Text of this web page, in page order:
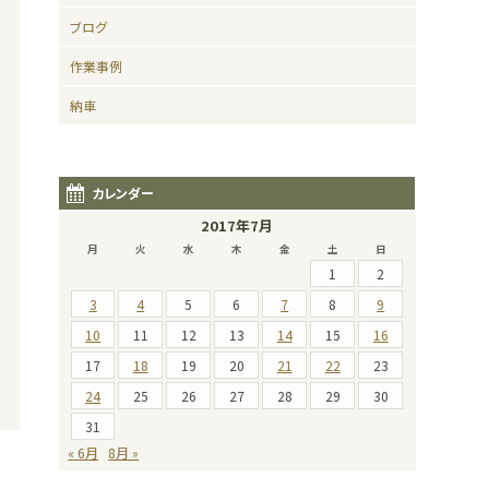
ブログ
作業事例
納車
カレンダー
2017年7月
月 火 水 木 金 土 日
1
2
3
4 5 6 7 8
9
10
11 12 13 14 15
16
17
18 19 20 21 22
23
24
25 26 27 28 29
30
31
« 6月
8月 »